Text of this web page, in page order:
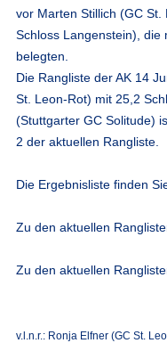
vor Marten Stillich (GC
Schloss Langenstein), die
belegten.
Die Rangliste der AK 14
St. Leon-Rot) mit 25,2
(Stuttgarter GC Solitude)
2 der aktuellen Rangliste.
Die Ergebnisliste finden
Zu den aktuellen
Zu den aktuellen
v.l.n.r.: Ronja Elfner (GC St.